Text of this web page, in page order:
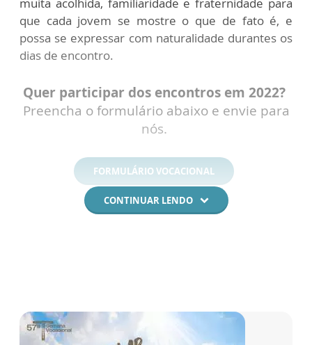
que cada jovem se mostre o que de fato é, e
possa se expressar com naturalidade durantes os
dias de encontro.
Quer participar dos encontros em 2022?
Preencha o formulário abaixo e envie para
nós.
FORMULÁRIO VOCACIONAL
CONTINUAR LENDO